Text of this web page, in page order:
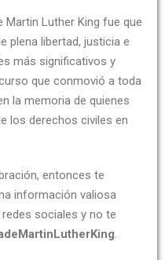
Martin Luther King fue que
plena libertad, justicia e
más significativos y
que conmovió a toda
la memoria de quienes
los derechos civiles en
entonces te
información valiosa
sociales y no te
.